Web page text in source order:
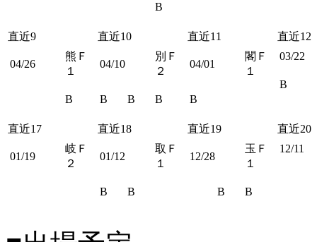
B
直近9 直近10 直近11 直近12
04/26
熊Ｆ
１
B
04/10
別Ｆ
２
B B B
04/01
閣Ｆ
１
B
03/22
B
直近17 直近18 直近19 直近20
01/19
岐Ｆ
２
01/12
取Ｆ
１
B B
12/28
玉Ｆ
１
B B
12/11